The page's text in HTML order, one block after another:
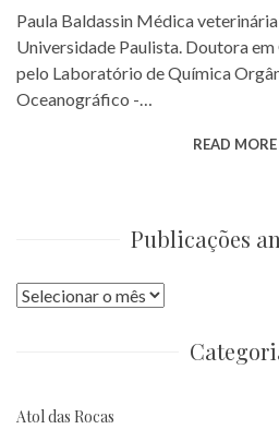
Paula Baldassin Médica
Universidade Paulista. Doutora
pelo Laboratório de Química
Oceanográfico -…
READ MORE
Publicações
Publicações
Atol das Rocas